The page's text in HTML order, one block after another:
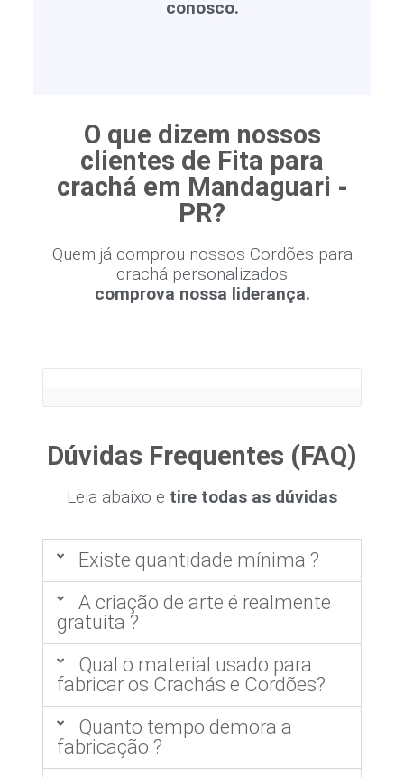
conosco.
O que dizem nossos
clientes de Fita para
crachá em Mandaguari -
PR?
Quem já comprou nossos Cordões para
crachá personalizados
comprova nossa liderança.
Dúvidas Frequentes (FAQ)
Leia abaixo e tire todas as dúvidas
Existe quantidade mínima ?
A criação de arte é realmente
gratuita ?
Qual o material usado para
fabricar os Crachás e Cordões?
Quanto tempo demora a
fabricação ?